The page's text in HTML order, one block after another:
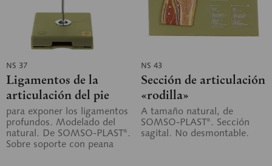
NS 37
Ligamentos de la
articulación del pie
con articulación
talonavicular abierta
para exponer los ligamentos
profundos. Modelado del
natural. De SOMSO-PLAST®.
Sobre soporte con peana
NS 43
Sección de articulación
«rodilla»
A tamaño natural, de
SOMSO-PLAST®. Sección
sagital. No desmontable.